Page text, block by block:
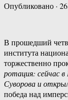
Опубликовано ·
В прошедший
института
торжественно
ротация: сейчас
Суворова и
победа над